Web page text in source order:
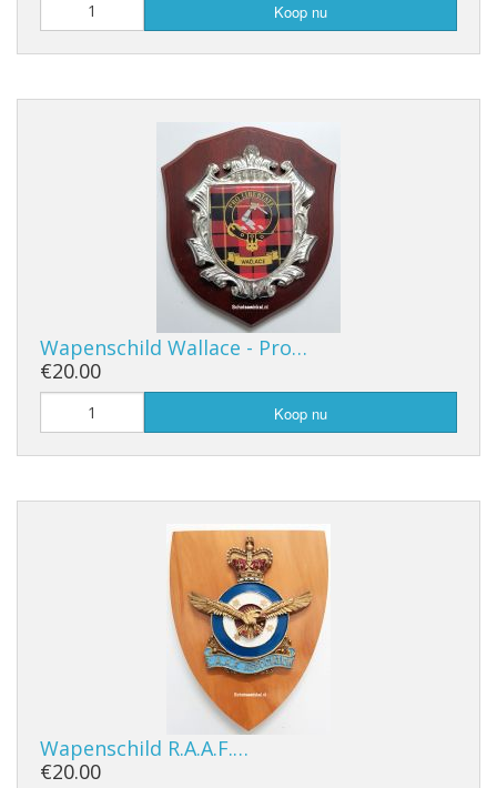
Koop nu
Wapenschild Wallace - Pro…
€20.00
Koop nu
Wapenschild R.A.A.F.…
€20.00